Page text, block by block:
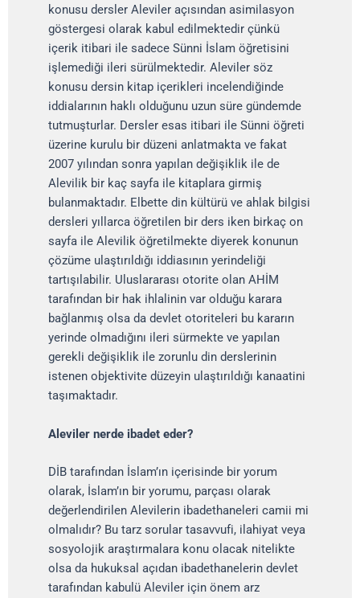
konusu dersler Aleviler açısından asimilasyon
göstergesi olarak kabul edilmektedir çünkü
içerik itibari ile sadece Sünni İslam öğretisini
işlemediği ileri sürülmektedir. Aleviler söz
konusu dersin kitap içerikleri incelendiğinde
iddialarının haklı olduğunu uzun süre gündemde
tutmuşturlar. Dersler esas itibari ile Sünni öğreti
üzerine kurulu bir düzeni anlatmakta ve fakat
2007 yılından sonra yapılan değişiklik ile de
Alevilik bir kaç sayfa ile kitaplara girmiş
bulanmaktadır. Elbette din kültürü ve ahlak bilgisi
dersleri yıllarca öğretilen bir ders iken birkaç on
sayfa ile Alevilik öğretilmekte diyerek konunun
çözüme ulaştırıldığı iddiasının yerindeliği
tartışılabilir. Uluslararası otorite olan AHİM
tarafından bir hak ihlalinin var olduğu karara
bağlanmış olsa da devlet otoriteleri bu kararın
yerinde olmadığını ileri sürmekte ve yapılan
gerekli değişiklik ile zorunlu din derslerinin
istenen objektivite düzeyin ulaştırıldığı kanaatini
taşımaktadır.
Aleviler nerde ibadet eder?
DİB tarafından İslam’ın içerisinde bir yorum
olarak, İslam’ın bir yorumu, parçası olarak
değerlendirilen Alevilerin ibadethaneleri camii mi
olmalıdır? Bu tarz sorular tasavvufi, ilahiyat veya
sosyolojik araştırmalara konu olacak nitelikte
olsa da hukuksal açıdan ibadethanelerin devlet
tarafından kabulü Aleviler için önem arz